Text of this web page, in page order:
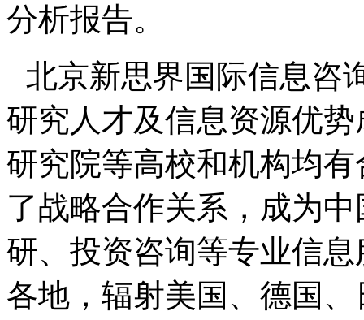
分析报告。
北京新思界国际信息咨
研究人才及信息资源优
研究院等高校和机构均
了战略合作关系，成为
研、投资咨询等专业信
各地，辐射美国、德国